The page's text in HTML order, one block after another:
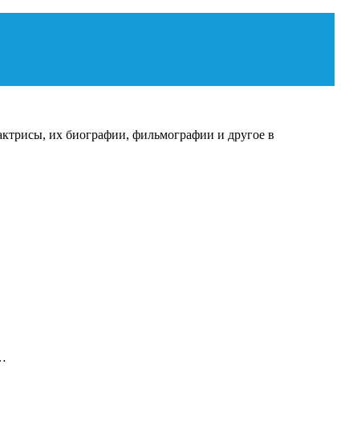
их биографии, фильмографии и другое в